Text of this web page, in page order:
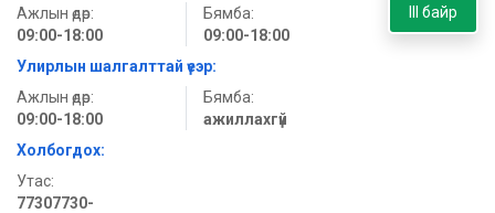
Ажлын өдөр:
09:00-18:00
Бямба:
09:00-18:00
Улирлын шалгалттай үеэр:
Ажлын өдөр:
09:00-18:00
Бямба:
ажиллахгүй
Холбогдох:
Утас:
77307730-
III байр